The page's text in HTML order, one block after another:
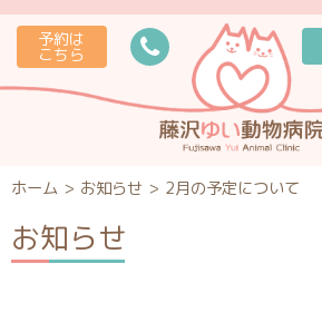
予約は
こちら
ホーム > お知らせ > 2月の予定について
お知らせ